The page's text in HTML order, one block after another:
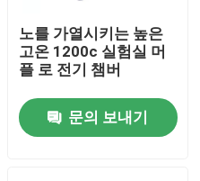
노를 가열시키는 높은
고온 1200c 실험실 머
플 로 전기 챔버
문의 보내기